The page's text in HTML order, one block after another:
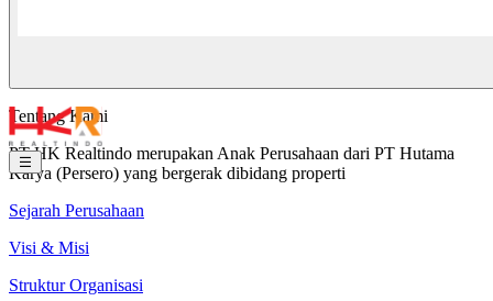
Tentang Kami
PT HK Realtindo merupakan Anak Perusahaan dari PT Hutama
Karya (Persero) yang bergerak dibidang properti
Sejarah Perusahaan
Visi & Misi
Struktur Organisasi